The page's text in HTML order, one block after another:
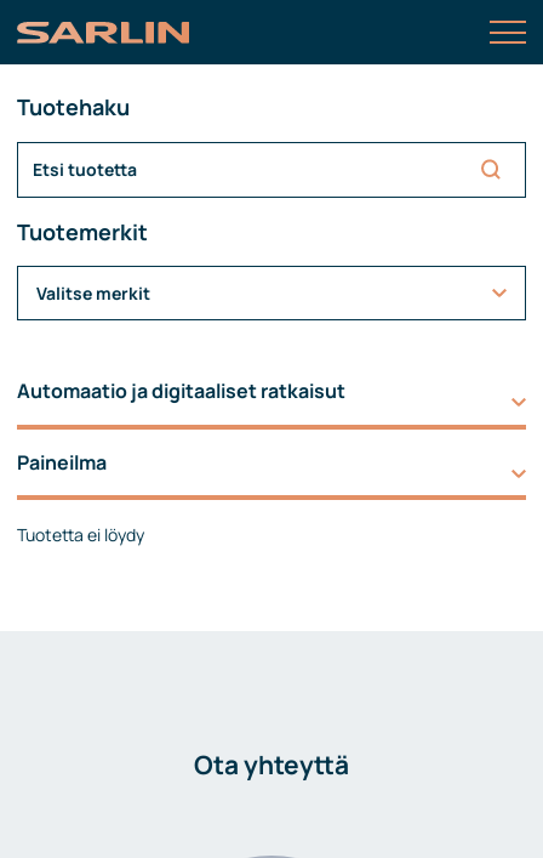
Tuotehaku
Tuotemerkit
Valitse merkit
Automaatio ja digitaaliset ratkaisut
Paineilma
Tuotetta ei löydy
Ota yhteyttä